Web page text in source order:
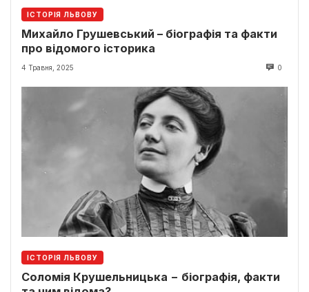
ІСТОРІЯ ЛЬВОВУ
Михайло Грушевський – біографія та факти
про відомого історика
4 Травня, 2025 0
ІСТОРІЯ ЛЬВОВУ
Соломія Крушельницька − біографія, факти